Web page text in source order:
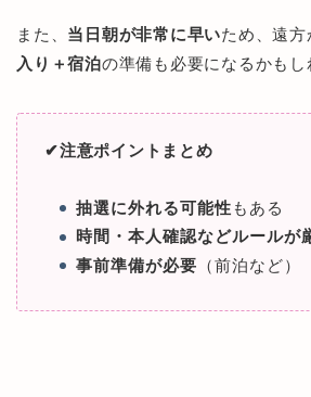
また、 当日朝が非常に早いため、遠
入り＋宿泊の準備も必要になるかもし
✔︎注意ポイントまとめ
抽選に外れる可能性 もある
時間・本人確認などルールが
事前準備が必要 （前泊など）